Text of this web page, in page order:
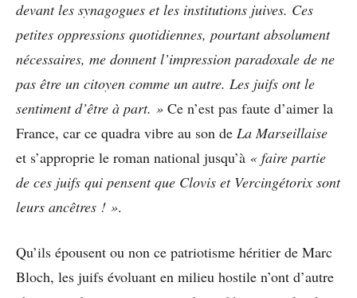
devant les synagogues et les institutions juives. Ces
petites oppressions quotidiennes, pourtant absolument
nécessaires, me donnent l’impression paradoxale de ne
pas être un citoyen comme un autre. Les juifs ont le
sentiment d’être à part. » Ce n’est pas faute d’aimer la
France, car ce quadra vibre au son de La Marseillaise
et s’approprie le roman national jusqu’à « faire partie
de ces juifs qui pensent que Clovis et Vercingétorix sont
leurs ancêtres ! ».
Qu’ils épousent ou non ce patriotisme héritier de Marc
Bloch, les juifs évoluant en milieu hostile n’ont d’autre